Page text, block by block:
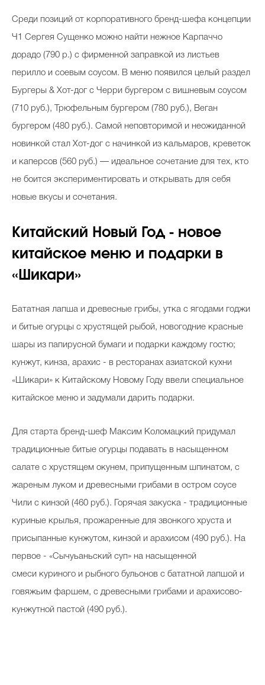
Среди позиций от корпоративного бренд-шефа концепции
Ч1 Сергея Сущенко можно найти нежное Карпаччо
дорадо (790 р.) с фирменной заправкой из листьев
перилло и соевым соусом. В меню появился целый раздел
Бургеры & Хот-дог с Черри бургером с вишневым соусом
(710 руб.), Трюфельным бургером (780 руб.), Веган
бургером (480 руб.). Самой неповторимой и неожиданной
новинкой стал Хот-дог с начинкой из кальмаров, креветок
и каперсов (560 руб.) — идеальное сочетание для тех, кто
не боится экспериментировать и открывать для себя
новые вкусы и сочетания.
Китайский Новый Год - новое
китайское меню и подарки в
«Шикари»
Бататная лапша и древесные грибы, утка с ягодами годжи
и битые огурцы с хрустящей рыбой, новогодние красные
шары из папирусной бумаги и подарки каждому гостю;
кунжут, кинза, арахис - в ресторанах азиатской кухни
«Шикари» к Китайскому Новому Году ввели специальное
китайское меню и задумали дарить подарки.
Для старта бренд-шеф Максим Коломацкий придумал
традиционные битые огурцы подавать в насыщенном
салате с хрустящем окунем, припущенным шпинатом, с
жареным луком и древесными грибами в остром соусе
Чили с кинзой (460 руб.). Горячая закуска - традиционные
куриные крылья, прожаренные для звонкого хруста и
присыпанные кунжутом, кинзой и арахисом (490 руб.). На
первое - «Сычуьаньский суп» на насыщенной
смеси куриного и рыбного бульонов с бататной лапшой и
говяжьим фаршем, с древесными грибами и арахисово-
кунжутной пастой (490 руб.).